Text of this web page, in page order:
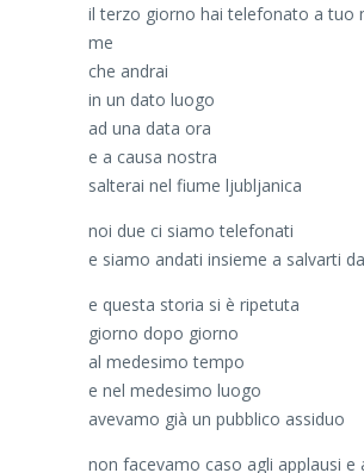
il terzo giorno hai telefonato a tuo
me
che andrai
in un dato luogo
ad una data ora
e a causa nostra
salterai nel fiume ljubljanica
noi due ci siamo telefonati
e siamo andati insieme a salvarti
e questa storia si è ripetuta
giorno dopo giorno
al medesimo tempo
e nel medesimo luogo
avevamo già un pubblico assiduo
non facevamo caso agli applausi e